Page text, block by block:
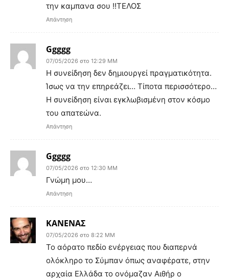
την καμπανα σου !!ΤΕΛΟΣ
Απάντηση
Ggggg
07/05/2026 στο 12:29 ΜΜ
Η συνείδηση δεν δημιουργεί πραγματικότητα.
Ίσως να την επηρεάζει… Τίποτα περισσότερο…
Η συνείδηση είναι εγκλωβισμένη στον κόσμο
του απατεώνα.
Απάντηση
Ggggg
07/05/2026 στο 12:30 ΜΜ
Γνώμη μου…
Απάντηση
ΚΑΝΕΝΑΣ
07/05/2026 στο 8:22 ΜΜ
Το αόρατο πεδίο ενέργειας που διαπερνά
ολόκληρο το Σύμπαν όπως αναφέρατε, στην
αρχαία Ελλάδα το ονόμαζαν Αιθήρ ο